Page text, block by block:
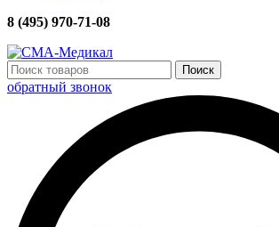
8 (495) 970-71-08
Поиск
обратный звонок